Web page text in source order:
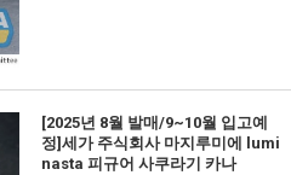
[2025년 8월 발매/9~10월 입고예
정]세가 주식회사 마지루미에 lumi
nasta 피규어 사쿠라기 카나